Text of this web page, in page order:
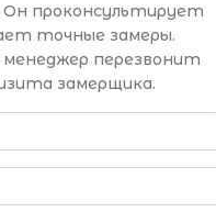
проконсультирует
точные замеры.
перезвонит
замерщика.